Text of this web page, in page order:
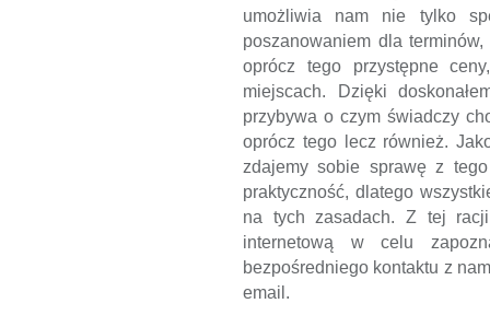
umożliwia nam nie tylko
poszanowaniem dla
oprócz tego przystępne
miejscach. Dzięki
przybywa o czym świadczy
oprócz tego lecz również.
zdajemy sobie sprawę z
praktyczność, dlatego
na tych zasadach. Z tej
internetową w celu
bezpośredniego kontaktu z
email.